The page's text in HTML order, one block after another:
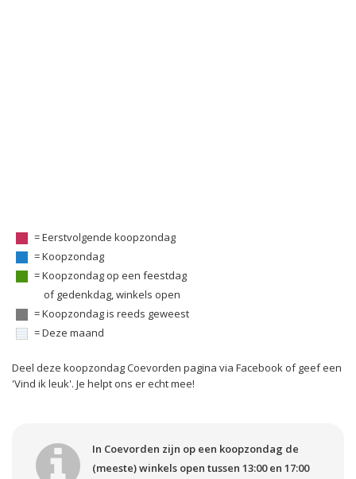
= Eerstvolgende koopzondag
= Koopzondag
= Koopzondag op een feestdag
of gedenkdag, winkels open
= Koopzondag is reeds geweest
= Deze maand
Deel deze koopzondag Coevorden pagina via Facebook of geef een
'Vind ik leuk'. Je helpt ons er echt mee!
In Coevorden zijn op een koopzondag de
(meeste) winkels open tussen 13:00 en 17:00